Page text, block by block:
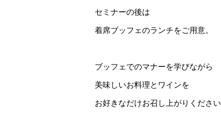
セミナーの後は
着席ブッフェのランチをご用意。
ブッフェでのマナーを学びながら
美味しいお料理とワインを
お好きなだけお召し上がりくださ